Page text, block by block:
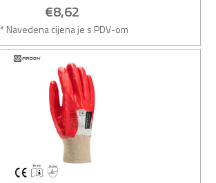
€8,62
* Navedena cijena je s PDV-om